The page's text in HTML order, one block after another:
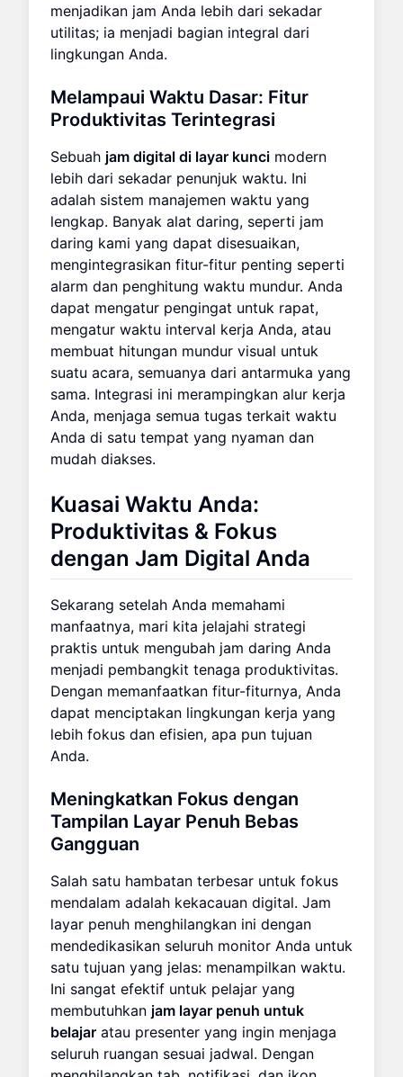
menjadikan jam Anda lebih dari sekadar
utilitas; ia menjadi bagian integral dari
lingkungan Anda.
Melampaui Waktu Dasar: Fitur
Produktivitas Terintegrasi
Sebuah jam digital di layar kunci modern
lebih dari sekadar penunjuk waktu. Ini
adalah sistem manajemen waktu yang
lengkap. Banyak alat daring, seperti jam
daring kami yang dapat disesuaikan,
mengintegrasikan fitur-fitur penting seperti
alarm dan penghitung waktu mundur. Anda
dapat mengatur pengingat untuk rapat,
mengatur waktu interval kerja Anda, atau
membuat hitungan mundur visual untuk
suatu acara, semuanya dari antarmuka yang
sama. Integrasi ini merampingkan alur kerja
Anda, menjaga semua tugas terkait waktu
Anda di satu tempat yang nyaman dan
mudah diakses.
Kuasai Waktu Anda:
Produktivitas & Fokus
dengan Jam Digital Anda
Sekarang setelah Anda memahami
manfaatnya, mari kita jelajahi strategi
praktis untuk mengubah jam daring Anda
menjadi pembangkit tenaga produktivitas.
Dengan memanfaatkan fitur-fiturnya, Anda
dapat menciptakan lingkungan kerja yang
lebih fokus dan efisien, apa pun tujuan
Anda.
Meningkatkan Fokus dengan
Tampilan Layar Penuh Bebas
Gangguan
Salah satu hambatan terbesar untuk fokus
mendalam adalah kekacauan digital. Jam
layar penuh menghilangkan ini dengan
mendedikasikan seluruh monitor Anda untuk
satu tujuan yang jelas: menampilkan waktu.
Ini sangat efektif untuk pelajar yang
membutuhkan jam layar penuh untuk
belajar atau presenter yang ingin menjaga
seluruh ruangan sesuai jadwal. Dengan